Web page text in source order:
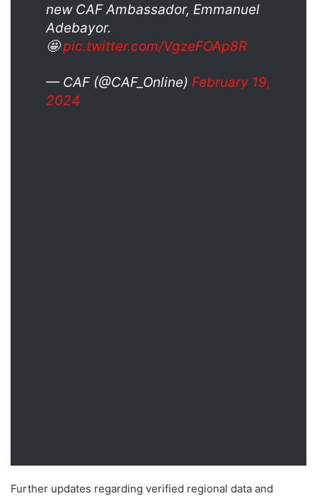
new CAF Ambassador, Emmanuel
Adebayor.
🤩pic.twitter.com/VgzeFOAp8R
— CAF (@CAF_Online) February 19,
2024
Further updates regarding verified regional data and